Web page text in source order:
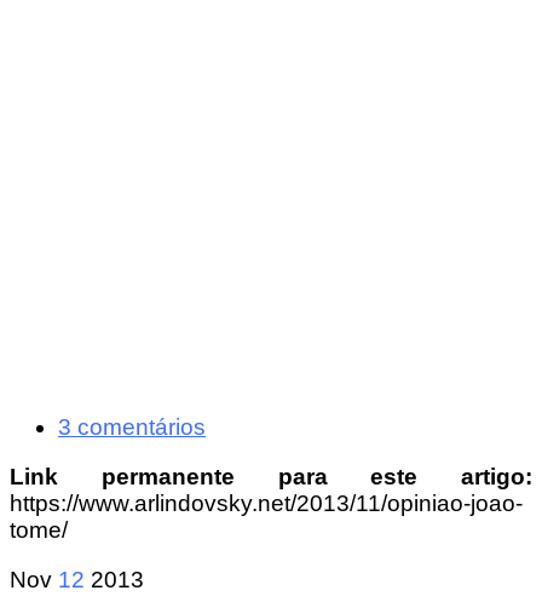
3 comentários
Link permanente para este artigo:
https://www.arlindovsky.net/2013/11/opiniao-joao-
tome/
Nov 12 2013